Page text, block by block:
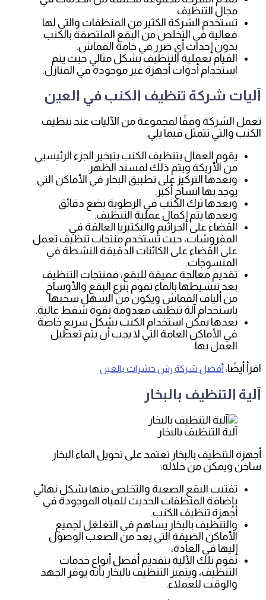
مجال التنظيف.
تستخدم الشركة الكثير من المنظفات والتي لها
فعالية في التخلص من البقع الملتصقة بالكنب
بدون إحداث أي ضرر في خامة القماش.
القيام بعملية التنظيف بشكل مثالي حيث يتم
استخدام أدوات أجهزة غير موجودة في المنازل.
آليات شركة تنظيف الكنب في العين
تعمل الشركة وفقًا لمجموعة من الآليات عند تنظيف
الكنب والتي تتمثل فيما يلي:
يقوم العمال بتنظيف الكنب بتبخير الجزء الرئيسيي
من الأريكة ويتم ذلك لمسند الظهر.
وبعدها التركيز على تطبيق البخار في الأماكن التي
يوجد بها اتساخ أكبر.
وبعدها ترك الكنب في الرطوبة بضع دقائق
وبعدها يتم إكمال عملية التنظيف.
القضاء على الجراثيم والبكتيريا العالقة في
المفروشات، حيث تستخدم منتجات تنظيف تعمل
على القضاء على الكائنات الدقيقة النشطة في
المنسوجات.
تقديم معالجة عميقة للبقع، فمنتجات التنظيف
بعد تنشيطها بالماء تقوم بنزع البقع والأوساخ
من ألياف القماش ويكون من السهل سحبها
باستخدام آلة تنظيف معدومة بقوة شفط عالية.
بعدها يمكن استخدام الكنب بشكل سريع خاصة
في الأماكن العامة التي لا يجب أن يتم تعطيل
العمل بها.
اقرأ أيضًا: أفضل شركة رش حشرات بالعين
آلية التنظيف بالبخار
آلية التنظيف بالبخار
أجهزة التنظيف بالبخار تعتمد على تحويل الماء البخار
ساخن ويمكن من خلاله:
تفتيت البقع الصعبة والتخلص منها بشكل نهائي
بإضافة المنظفات الحديث للمياه الموجودة في
أجهزة تنظيف الكنب.
والتنظيف بالبخار يساهم في التغلغل لجميع
الأماكن الضيقة التي يعد من الصعب الوصول
إليها في العادة،
تقوم تلك الآلية بتقديم أفضل أنواع خدمات
التنظيف، ويتميز التنظيف بالبخار بأنه يوفر الجهد
والوقت للعملاء.